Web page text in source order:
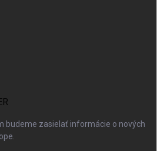
budeme zasielať informácie o nových